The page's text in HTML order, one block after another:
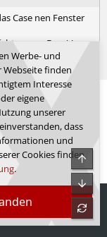
Case nen Fenster
genug Ego ^^
Startseite
Werbe- und
Webseite finden
Interesse
eigene
unserer
dass
und
Cookies finden
.